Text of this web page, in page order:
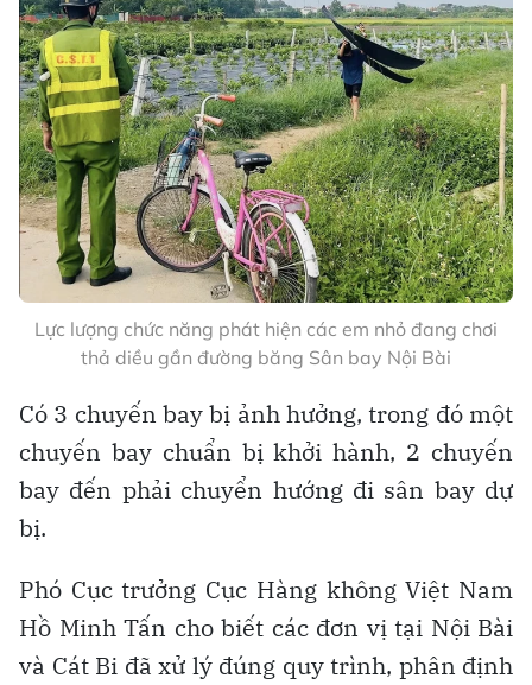
Lực lượng chức năng phát hiện các em nhỏ đang chơi
thả diều gần đường băng Sân bay Nội Bài
Có 3 chuyến bay bị ảnh hưởng, trong đó một
chuyến bay chuẩn bị khởi hành, 2 chuyến
bay đến phải chuyển hướng đi sân bay dự
bị.
Phó Cục trưởng Cục Hàng không Việt Nam
Hồ Minh Tấn cho biết các đơn vị tại Nội Bài
và Cát Bi đã xử lý đúng quy trình, phân định